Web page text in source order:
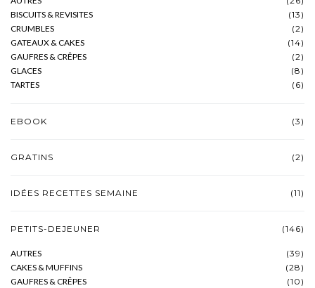
BISCUITS & REVISITES
(13)
CRUMBLES
(2)
GATEAUX & CAKES
(14)
GAUFRES & CRÊPES
(2)
GLACES
(8)
TARTES
(6)
EBOOK (3)
GRATINS (2)
IDÉES RECETTES SEMAINE (11)
PETITS-DEJEUNER (146)
AUTRES
(39)
CAKES & MUFFINS
(28)
GAUFRES & CRÊPES
(10)